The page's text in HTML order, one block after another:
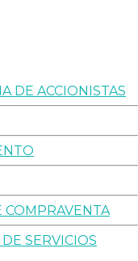
DE ACCIONISTAS
COMPRAVENTA
SERVICIOS